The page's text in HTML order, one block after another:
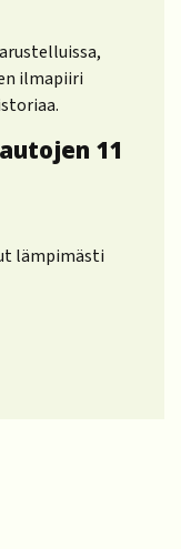
ilmapiiri
11
lämpimästi